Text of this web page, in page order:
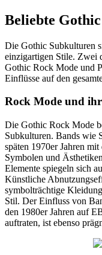
Beliebte
Die Gothic Subkulturen
einzigartigen Stile. Zwei
Gothic Rock Mode und
Einflüsse auf den
Rock Mode und
Die Gothic Rock Mode
Subkulturen. Bands wie
späten 1970er Jahren
Symbolen und
Elemente spiegeln sich
Künstliche
symbolträchtige
Stil. Der Einfluss von
den 1980er Jahren auf
auftraten, ist ebenso